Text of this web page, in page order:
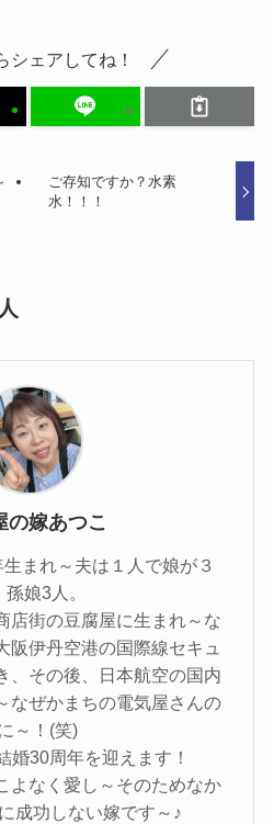
シェアしてね！
ご存知ですか？水素
水！！！
の嫁あつこ
まれ～夫は１人で娘が３
孫娘3人。
店街の豆腐屋に生まれ～な
阪伊丹空港の国際線セキュ
、その後、日本航空の国内
なぜかまちの電気屋さんの
～！(笑)
婚30周年を迎えます！
よなく愛し～そのためなか
成功しない嫁です～♪